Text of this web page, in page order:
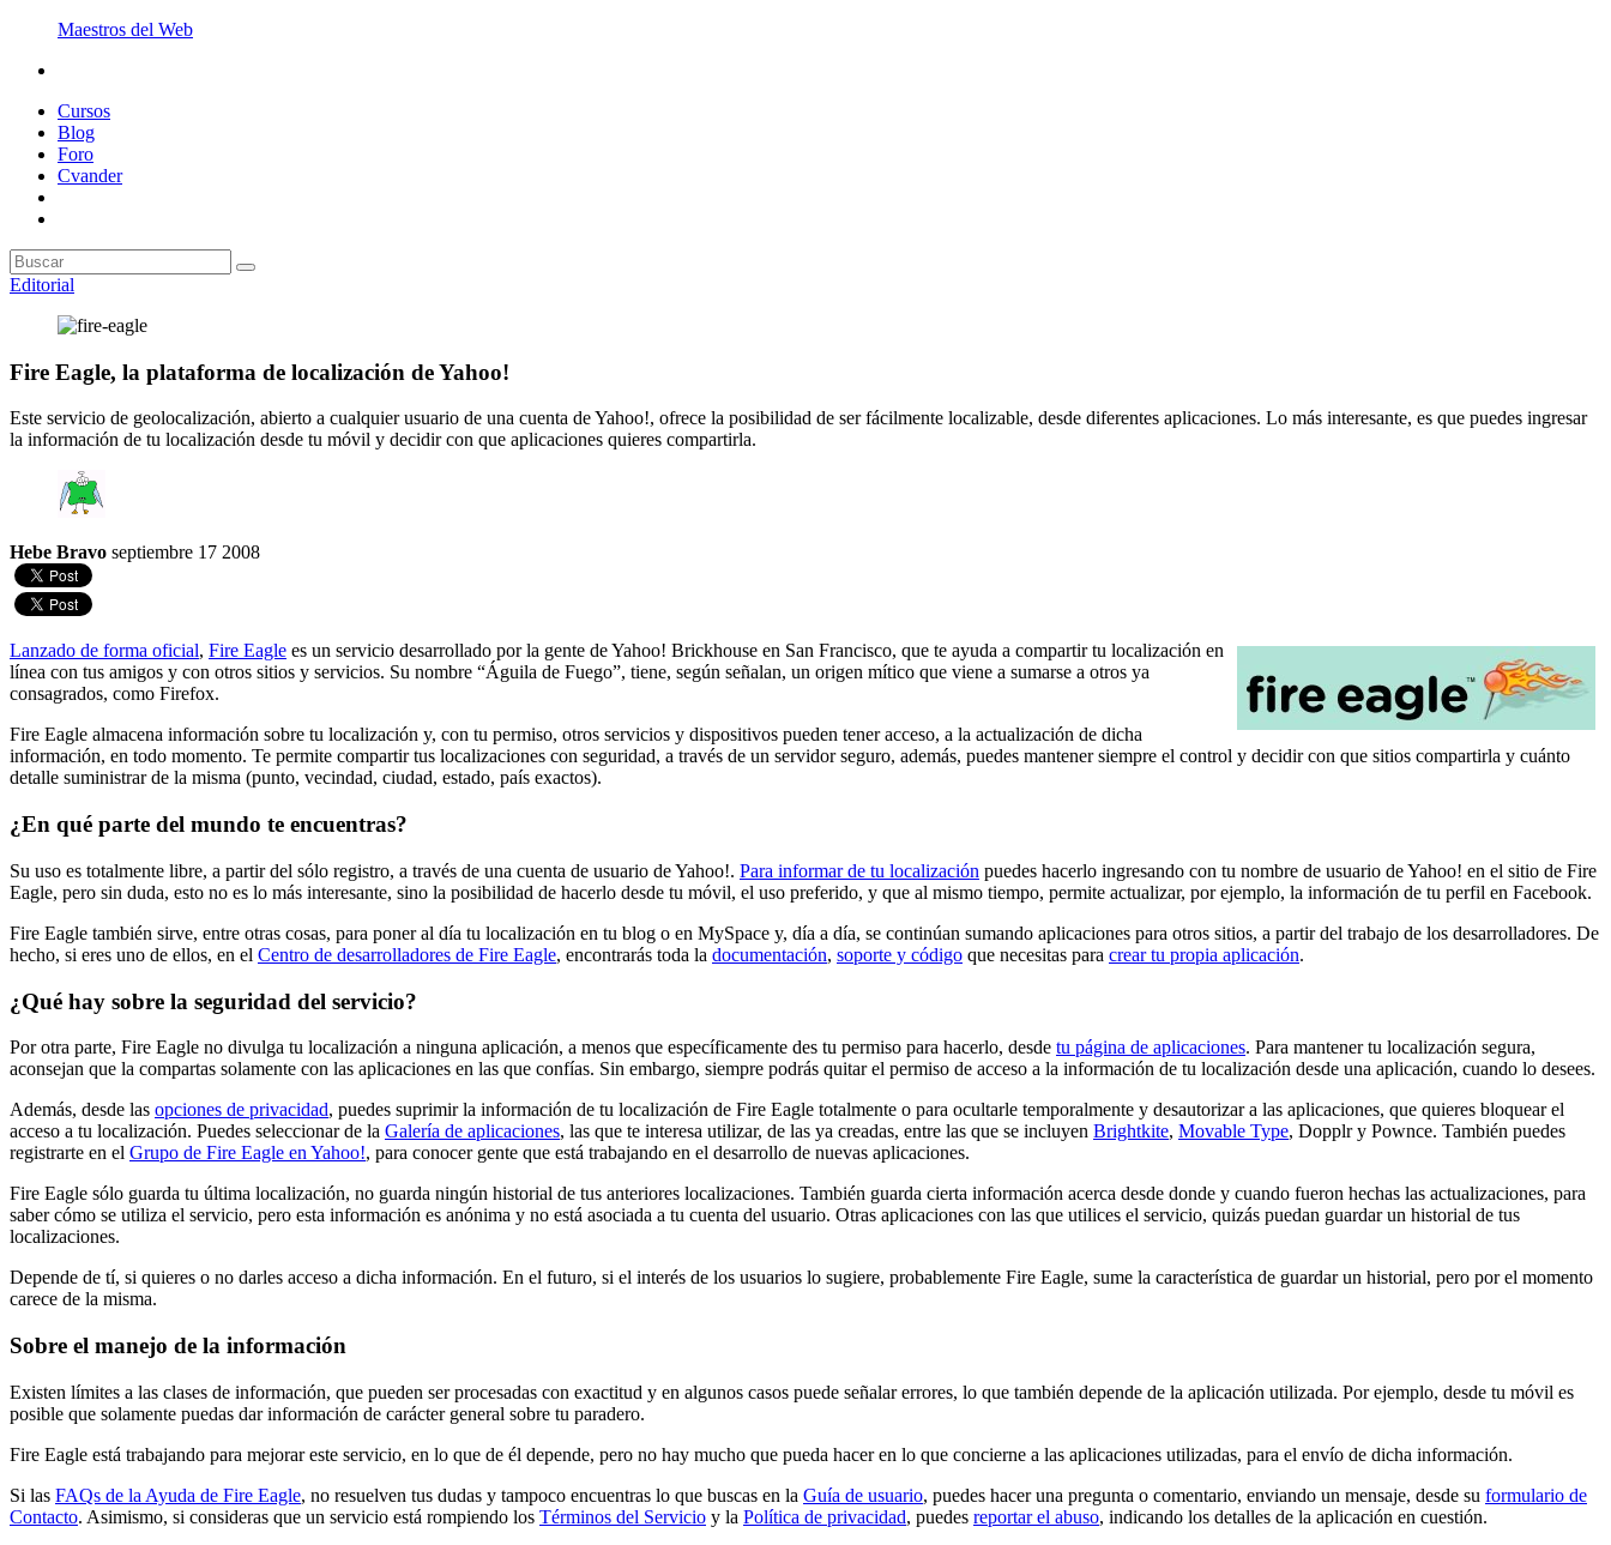
Maestros del Web
Cursos
Blog
Foro
Cvander
Editorial
Fire Eagle, la plataforma de localización de Yahoo!
Este servicio de geolocalización, abierto a cualquier usuario de una cuenta de Yahoo!, ofrece la posibilidad de ser fácilmente localizable, desde diferentes aplicaciones. Lo más interesante, es que puedes ingresar
la información de tu localización desde tu móvil y decidir con que aplicaciones quieres compartirla.
Hebe Bravo septiembre 17 2008
Lanzado de forma oficial, Fire Eagle es un servicio desarrollado por la gente de Yahoo! Brickhouse en San Francisco, que te ayuda a compartir tu localización en
línea con tus amigos y con otros sitios y servicios. Su nombre “Águila de Fuego”, tiene, según señalan, un origen mítico que viene a sumarse a otros ya
consagrados, como Firefox.
Fire Eagle almacena información sobre tu localización y, con tu permiso, otros servicios y dispositivos pueden tener acceso, a la actualización de dicha
información, en todo momento. Te permite compartir tus localizaciones con seguridad, a través de un servidor seguro, además, puedes mantener siempre el control y decidir con que sitios compartirla y cuánto
detalle suministrar de la misma (punto, vecindad, ciudad, estado, país exactos).
¿En qué parte del mundo te encuentras?
Su uso es totalmente libre, a partir del sólo registro, a través de una cuenta de usuario de Yahoo!. Para informar de tu localización puedes hacerlo ingresando con tu nombre de usuario de Yahoo! en el sitio de Fire
Eagle, pero sin duda, esto no es lo más interesante, sino la posibilidad de hacerlo desde tu móvil, el uso preferido, y que al mismo tiempo, permite actualizar, por ejemplo, la información de tu perfil en Facebook.
Fire Eagle también sirve, entre otras cosas, para poner al día tu localización en tu blog o en MySpace y, día a día, se continúan sumando aplicaciones para otros sitios, a partir del trabajo de los desarrolladores. De
hecho, si eres uno de ellos, en el Centro de desarrolladores de Fire Eagle, encontrarás toda la documentación, soporte y código que necesitas para crear tu propia aplicación.
¿Qué hay sobre la seguridad del servicio?
Por otra parte, Fire Eagle no divulga tu localización a ninguna aplicación, a menos que específicamente des tu permiso para hacerlo, desde tu página de aplicaciones. Para mantener tu localización segura,
aconsejan que la compartas solamente con las aplicaciones en las que confías. Sin embargo, siempre podrás quitar el permiso de acceso a la información de tu localización desde una aplicación, cuando lo desees.
Además, desde las opciones de privacidad, puedes suprimir la información de tu localización de Fire Eagle totalmente o para ocultarle temporalmente y desautorizar a las aplicaciones, que quieres bloquear el
acceso a tu localización. Puedes seleccionar de la Galería de aplicaciones, las que te interesa utilizar, de las ya creadas, entre las que se incluyen Brightkite, Movable Type, Dopplr y Pownce. También puedes
registrarte en el Grupo de Fire Eagle en Yahoo!, para conocer gente que está trabajando en el desarrollo de nuevas aplicaciones.
Fire Eagle sólo guarda tu última localización, no guarda ningún historial de tus anteriores localizaciones. También guarda cierta información acerca desde donde y cuando fueron hechas las actualizaciones, para
saber cómo se utiliza el servicio, pero esta información es anónima y no está asociada a tu cuenta del usuario. Otras aplicaciones con las que utilices el servicio, quizás puedan guardar un historial de tus
localizaciones.
Depende de tí, si quieres o no darles acceso a dicha información. En el futuro, si el interés de los usuarios lo sugiere, probablemente Fire Eagle, sume la característica de guardar un historial, pero por el momento
carece de la misma.
Sobre el manejo de la información
Existen límites a las clases de información, que pueden ser procesadas con exactitud y en algunos casos puede señalar errores, lo que también depende de la aplicación utilizada. Por ejemplo, desde tu móvil es
posible que solamente puedas dar información de carácter general sobre tu paradero.
Fire Eagle está trabajando para mejorar este servicio, en lo que de él depende, pero no hay mucho que pueda hacer en lo que concierne a las aplicaciones utilizadas, para el envío de dicha información.
Si las FAQs de la Ayuda de Fire Eagle, no resuelven tus dudas y tampoco encuentras lo que buscas en la Guía de usuario, puedes hacer una pregunta o comentario, enviando un mensaje, desde su formulario de
Contacto. Asimismo, si consideras que un servicio está rompiendo los Términos del Servicio y la Política de privacidad, puedes reportar el abuso, indicando los detalles de la aplicación en cuestión.